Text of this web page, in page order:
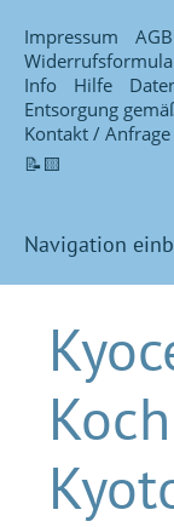
Impressum AGB
Info
Hilfe
Entsorgung
Kontakt / Anfrage
📝🟨
Navigation